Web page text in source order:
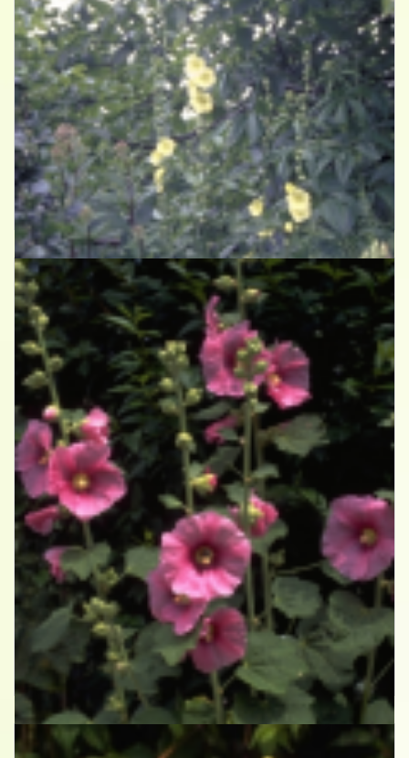
Stokroos
Alcea ficifolia 'Geel'
Stokroos
Alcea rosea roze